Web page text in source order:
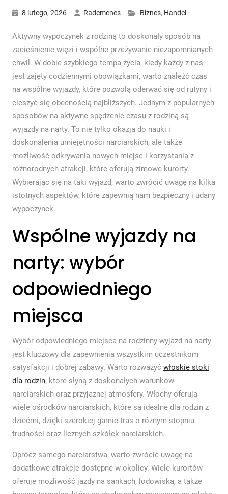
8 lutego, 2026 Rademenes Biznes, Handel
Aktywny wypoczynek z rodziną to doskonały sposób na
zacieśnienie więzi i wspólne przeżywanie niezapomnianych
chwil. W dobie szybkiego tempa życia, kiedy każdy z nas
jest zajęty codziennymi obowiązkami, warto znaleźć czas
na wspólne wyjazdy, które pozwolą oderwać się od rutyny i
cieszyć się obecnością najbliższych. Jednym z popularnych
sposobów na aktywne spędzenie czasu z rodziną są
wyjazdy na narty. To nie tylko okazja do nauki i
doskonalenia umiejętności narciarskich, ale także
możliwość odkrywania nowych miejsc i korzystania z
różnorodnych atrakcji, które oferują zimowe kurorty.
Wybierając się na taki wyjazd, warto zwrócić uwagę na kilka
istotnych aspektów, które zapewnią nam bezpieczny i udany
wypoczynek.
Wspólne wyjazdy na
narty: wybór
odpowiedniego
miejsca
Wybór odpowiedniego miejsca na rodzinny wyjazd na narty
jest kluczowy dla zapewnienia wszystkim uczestnikom
satysfakcji i dobrej zabawy. Warto rozważyć włoskie stoki
dla rodzin, które słyną z doskonałych warunków
narciarskich oraz przyjaznej atmosfery. Włochy oferują
wiele ośrodków narciarskich, które są idealne dla rodzin z
dziećmi, dzięki szerokiej gamie tras o różnym stopniu
trudności oraz licznych szkółek narciarskich.
Oprócz samego narciarstwa, warto zwrócić uwagę na
dodatkowe atrakcje dostępne w okolicy. Wiele kurortów
oferuje możliwość jazdy na sankach, lodowiska, a także